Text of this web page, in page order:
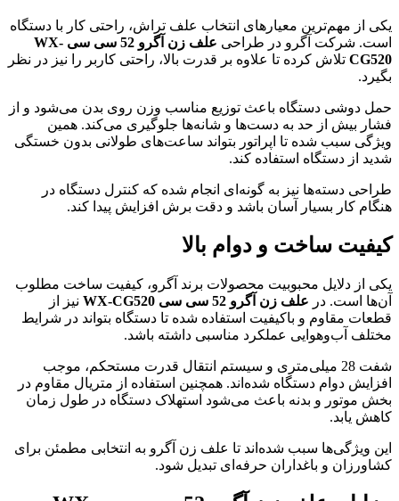
یکی از مهم‌ترین معیارهای انتخاب علف تراش، راحتی کار با دستگاه
است. شرکت آگرو در طراحی
علف زن آگرو 52 سی سی WX-
CG520 تلاش کرده تا علاوه بر قدرت بالا، راحتی کاربر را نیز در نظر
بگیرد.
حمل دوشی دستگاه باعث توزیع مناسب وزن روی بدن می‌شود و از
فشار بیش از حد به دست‌ها و شانه‌ها جلوگیری می‌کند. همین
ویژگی سبب شده تا اپراتور بتواند ساعت‌های طولانی بدون خستگی
شدید از دستگاه استفاده کند.
طراحی دسته‌ها نیز به گونه‌ای انجام شده که کنترل دستگاه در
هنگام کار بسیار آسان باشد و دقت برش افزایش پیدا کند.
کیفیت ساخت و دوام بالا
یکی از دلایل محبوبیت محصولات برند آگرو، کیفیت ساخت مطلوب
آن‌ها است. در علف زن آگرو 52 سی سی WX-CG520
نیز از
قطعات مقاوم و باکیفیت استفاده شده تا دستگاه بتواند در شرایط
مختلف آب‌وهوایی عملکرد مناسبی داشته باشد.
شفت 28 میلی‌متری و سیستم انتقال قدرت مستحکم، موجب
افزایش دوام دستگاه شده‌اند. همچنین استفاده از متریال مقاوم در
بخش موتور و بدنه باعث می‌شود استهلاک دستگاه در طول زمان
کاهش یابد.
این ویژگی‌ها سبب شده‌اند تا علف زن آگرو به انتخابی مطمئن برای
کشاورزان و باغداران حرفه‌ای تبدیل شود.